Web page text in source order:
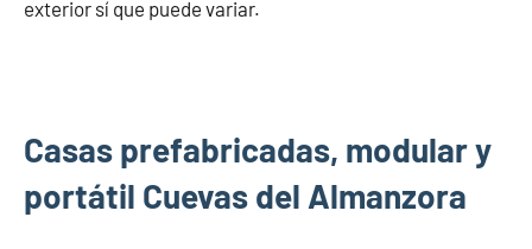
exterior sí que puede variar.
Casas prefabricadas, modular y
portátil Cuevas del Almanzora